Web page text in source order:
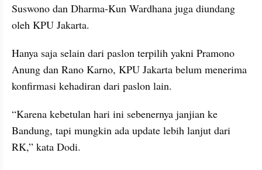
Suswono dan Dharma-Kun Wardhana juga diundang
oleh KPU Jakarta.
Hanya saja selain dari paslon terpilih yakni Pramono
Anung dan Rano Karno, KPU Jakarta belum menerima
konfirmasi kehadiran dari paslon lain.
“Karena kebetulan hari ini sebenernya janjian ke
Bandung, tapi mungkin ada update lebih lanjut dari
RK,” kata Dodi.